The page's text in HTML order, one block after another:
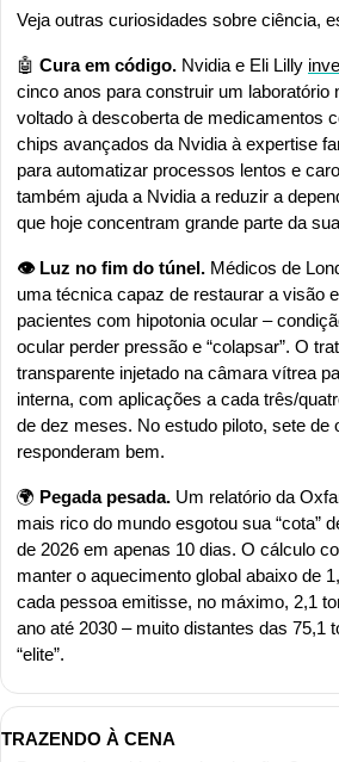
Veja outras curiosidades sobre ciência,
🤖 Cura em código. Nvidia e Eli Lilly
cinco anos para construir um laboratório
voltado à descoberta de medicamentos
chips avançados da Nvidia à expertise
para automatizar processos lentos e
também ajuda a Nvidia a reduzir a
que hoje concentram grande parte da
👁️ Luz no fim do túnel. Médicos de
uma técnica capaz de restaurar a visão
pacientes com hipotonia ocular –
ocular perder pressão e “colapsar”. O
transparente injetado na câmara vítrea
interna, com aplicações a cada três/
de dez meses. No estudo piloto, sete de
responderam bem.
🌍 Pegada pesada. Um relatório da
mais rico do mundo esgotou sua “cota”
de 2026 em apenas 10 dias. O cálculo
manter o aquecimento global abaixo de
cada pessoa emitisse, no máximo, 2,1
ano até 2030 – muito distantes das 75,1
“elite”.
TRAZENDO À CENA